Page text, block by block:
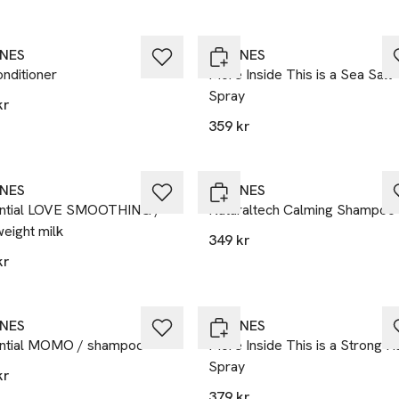
DAVINES
More Inside This is a Sea Salt
Spray
359 kr
LOVE SMOOTHING /
milk
DAVINES
Naturaltech Calming Shampoo
349 kr
MOMO / shampoo
DAVINES
More Inside This is a Strong
Spray